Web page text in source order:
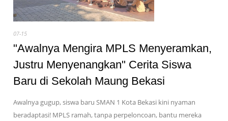
07-15
"Awalnya Mengira MPLS Menyeramkan,
Justru Menyenangkan" Cerita Siswa
Baru di Sekolah Maung Bekasi
Awalnya gugup, siswa baru SMAN 1 Kota Bekasi kini nyaman
beradaptasi! MPLS ramah, tanpa perpeloncoan, bantu mereka